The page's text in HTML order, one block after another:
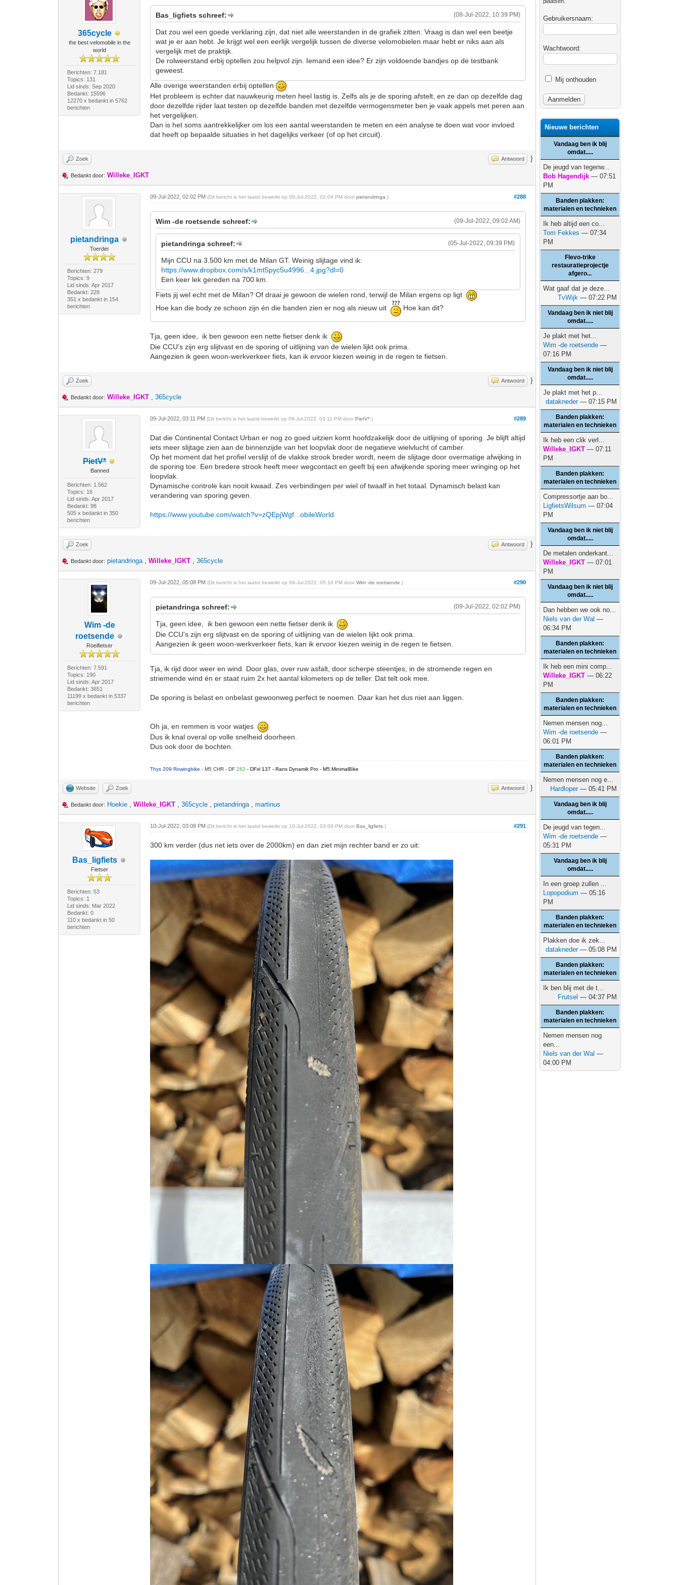
365cycle
the best velomobile in the
world
Berichten: 7.181
Topics: 131
Lid sinds: Sep 2020
Bedankt: 15596
12270 x bedankt in 5762
berichten
(08-Jul-2022, 10:39 PM)
Bas_ligfiets schreef:
Dat zou wel een goede verklaring zijn, dat niet alle weerstanden in de grafiek zitten. Vraag is dan wel een beetje
wat je er aan hebt. Je krijgt wel een eerlijk vergelijk tussen de diverse velomobielen maar hebt er niks aan als
vergelijk met de praktijk.
De rolweerstand erbij optellen zou helpvol zijn. Iemand een idee? Er zijn voldoende bandjes op de testbank
geweest.
Alle overige weerstanden erbij optellen
Het probleem is echter dat nauwkeurig meten heel lastig is. Zelfs als je de sporing afstelt, en ze dan op dezelfde dag
door dezelfde rijder laat testen op dezelfde banden met dezelfde vermogensmeter ben je vaak appels met peren aan
het vergelijken.
Dan is het soms aantrekkelijker om los een aantal weerstanden te meten en een analyse te doen wat voor invloed
dat heeft op bepaalde situaties in het dagelijks verkeer (of op het circuit).
Zoek Antwoord }
Bedankt door: Willeke_IGKT
pietandringa
Toerder
Berichten: 279
Topics: 9
Lid sinds: Apr 2017
Bedankt: 228
351 x bedankt in 154
berichten
#288
09-Jul-2022, 02:02 PM(Dit bericht is het laatst bewerkt op 09-Jul-2022, 02:04 PM doorpietandringa .)
(09-Jul-2022, 09:02 AM)
Wim -de roetsende schreef:
(05-Jul-2022, 09:39 PM)
pietandringa schreef:
Mijn CCU na 3.500 km met de Milan GT. Weinig slijtage vind ik:
https://www.dropbox.com/s/k1mt5pyc5u4996...4.jpg?dl=0
Een keer lek gereden na 700 km.
Fiets jij wel echt met de Milan? Of draai je gewoon de wielen rond, terwijl de Milan ergens op ligt
Hoe kan die body ze schoon zijn én die banden zien er nog als nieuw uit
Hoe kan dit?
Tja, geen idee, ik ben gewoon een nette fietser denk ik
Die CCU’s zijn erg slijtvast en de sporing of uitlijning van de wielen lijkt ook prima.
Aangezien ik geen woon-werkverkeer fiets, kan ik ervoor kiezen weinig in de regen te fietsen.
Zoek Antwoord }
Bedankt door: Willeke_IGKT ,365cycle
PietV*
Banned
Berichten: 1.562
Topics: 16
Lid sinds: Apr 2017
Bedankt: 98
505 x bedankt in 350
berichten
#289
09-Jul-2022, 03:11 PM(Dit bericht is het laatst bewerkt op 09-Jul-2022, 03:11 PM doorPietV* .)
Dat die Continental Contact Urban er nog zo goed uitzien komt hoofdzakelijk door de uitlijning of sporing. Je blijft altijd
iets meer slijtage zien aan de binnenzijde van het loopvlak door de negatieve wielvlucht of camber.
Op het moment dat het profiel verslijt of de vlakke strook breder wordt, neem de slijtage door overmatige afwijking in
de sporing toe. Een bredere strook heeft meer wegcontact en geeft bij een afwijkende sporing meer wringing op het
loopvlak.
Dynamische controle kan nooit kwaad. Zes verbindingen per wiel of twaalf in het totaal. Dynamisch belast kan
verandering van sporing geven.
https://www.youtube.com/watch?v=zQEpjWgf...obileWorld
Zoek Antwoord }
Bedankt door: pietandringa,Willeke_IGKT ,365cycle
Wim -de
roetsende
Roeifietser
Berichten: 7.591
Topics: 190
Lid sinds: Apr 2017
Bedankt: 3651
11199 x bedankt in 5337
berichten
#290
09-Jul-2022, 05:08 PM(Dit bericht is het laatst bewerkt op 09-Jul-2022, 05:10 PM doorWim -de roetsende .)
(09-Jul-2022, 02:02 PM)
pietandringa schreef:
Tja, geen idee, ik ben gewoon een nette fietser denk ik
Die CCU’s zijn erg slijtvast en de sporing of uitlijning van de wielen lijkt ook prima.
Aangezien ik geen woon-werkverkeer fiets, kan ik ervoor kiezen weinig in de regen te fietsen.
Tja, ik rijd door weer en wind. Door glas, over ruw asfalt, door scherpe steentjes, in de stromende regen en
striemende wind én er staat ruim 2x het aantal kilometers op de teller. Dat telt ook mee.
De sporing is belast en onbelast gewoonweg perfect te noemen. Daar kan het dus niet aan liggen.
Oh ja, en remmen is voor watjes
Dus ik knal overal op volle snelheid doorheen.
Dus ook door de bochten.
Thys 209 Rowingbike- M5 CHR - DF282- DFxl 137 - Rans Dynamik Pro - M5 MinimalBike
Website Zoek Antwoord }
Bedankt door: Hoekie ,Willeke_IGKT ,365cycle ,pietandringa,martinus
Bas_ligfiets
Fietser
Berichten: 53
Topics: 1
Lid sinds: Mar 2022
Bedankt: 0
110 x bedankt in 50
berichten
#291
10-Jul-2022, 03:08 PM(Dit bericht is het laatst bewerkt op 10-Jul-2022, 03:09 PM doorBas_ligfiets .)
300 km verder (dus net iets over de 2000km) en dan ziet mijn rechter band er zo uit:
Gebruikersnaam:
Wachtwoord:
Mij onthouden
Nieuwe berichten
Vandaag ben ik blij
omdat.....
De jeugd van tegenw...
Bob Hagendijk — 07:51
PM
Banden plakken:
materialen en technieken
Ik heb altijd een co...
Tom Fekkes — 07:34
PM
Flevo-trike
restauratieprojectje
afgero...
Wat gaaf dat je deze...
TvWijk — 07:22 PM
Vandaag ben ik niet blij
omdat.....
Je plakt met het...
Wim -de roetsende —
07:16 PM
Vandaag ben ik niet blij
omdat.....
Je plakt met het p...
datakneder— 07:15 PM
Banden plakken:
materialen en technieken
Ik heb een clik verl...
Willeke_IGKT — 07:11
PM
Banden plakken:
materialen en technieken
Compressortje aan bo...
LigfietsWilsum — 07:04
PM
Vandaag ben ik niet blij
omdat.....
De metalen onderkant...
Willeke_IGKT — 07:01
PM
Vandaag ben ik niet blij
omdat.....
Dan hebben we ook no...
Niels van der Wal —
06:34 PM
Banden plakken:
materialen en technieken
Ik heb een mini comp...
Willeke_IGKT — 06:22
PM
Banden plakken:
materialen en technieken
Nemen mensen nog...
Wim -de roetsende —
06:01 PM
Banden plakken:
materialen en technieken
Nemen mensen nog e...
Hardloper— 05:41 PM
Vandaag ben ik blij
omdat.....
De jeugd van tegen...
Wim -de roetsende —
05:31 PM
Vandaag ben ik blij
omdat.....
In een groep zullen ...
Lopopodium — 05:16
PM
Banden plakken:
materialen en technieken
Plakken doe ik zek...
datakneder— 05:08 PM
Banden plakken:
materialen en technieken
Ik ben blij met de t...
Frutsel — 04:37 PM
Banden plakken:
materialen en technieken
Nemen mensen nog
een...
Niels van der Wal —
04:00 PM